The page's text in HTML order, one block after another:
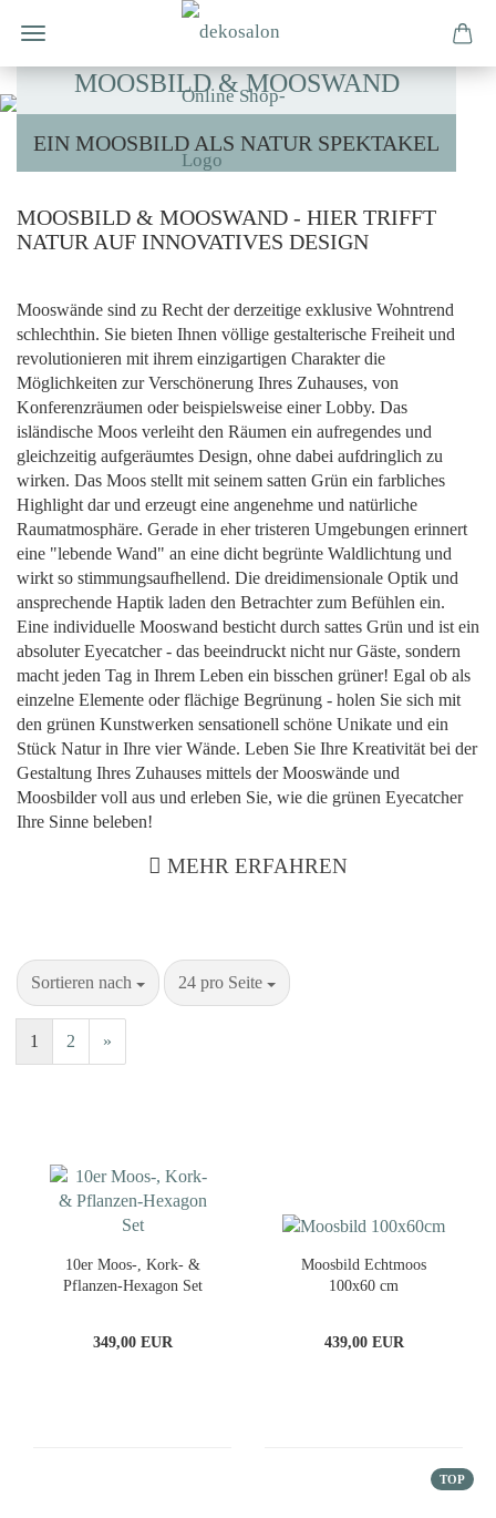
MOOSBILD & MOOSWAND
EIN MOOSBILD ALS NATUR SPEKTAKEL
MOOSBILD & MOOSWAND - HIER TRIFFT
NATUR AUF INNOVATIVES DESIGN
Mooswände sind zu Recht der derzeitige exklusive Wohntrend
schlechthin. Sie bieten Ihnen völlige gestalterische Freiheit und
revolutionieren mit ihrem einzigartigen Charakter die
Möglichkeiten zur Verschönerung Ihres Zuhauses, von
Konferenzräumen oder beispielsweise einer Lobby. Das
isländische Moos verleiht den Räumen ein aufregendes und
gleichzeitig aufgeräumtes Design, ohne dabei aufdringlich zu
wirken. Das Moos stellt mit seinem satten Grün ein farbliches
Highlight dar und erzeugt eine angenehme und natürliche
Raumatmosphäre. Gerade in eher tristeren Umgebungen erinnert
eine "lebende Wand" an eine dicht begrünte Waldlichtung und
wirkt so stimmungsaufhellend. Die dreidimensionale Optik und
ansprechende Haptik laden den Betrachter zum Befühlen ein.
Eine individuelle Mooswand besticht durch sattes Grün und ist ein
absoluter Eyecatcher - das beeindruckt nicht nur Gäste, sondern
macht jeden Tag in Ihrem Leben ein bisschen grüner! Egal ob als
einzelne Elemente oder flächige Begrünung - holen Sie sich mit
den grünen Kunstwerken sensationell schöne Unikate und ein
Stück Natur in Ihre vier Wände. Leben Sie Ihre Kreativität bei der
Gestaltung Ihres Zuhauses mittels der Mooswände und
Moosbilder voll aus und erleben Sie, wie die grünen Eyecatcher
Ihre Sinne beleben!
MEHR ERFAHREN
Sortieren nach 24 pro Seite
1 2 »
10er Moos-, Kork- &
Pflanzen-Hexagon Set
349,00 EUR
Moosbild Echtmoos
100x60 cm
439,00 EUR
TOP